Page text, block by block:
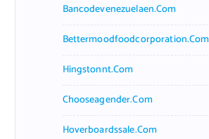
Bancodevenezuelaen.com
Bettermoodfoodcorporation.com
Hingstonnt.com
Chooseagender.com
Hoverboardssale.com